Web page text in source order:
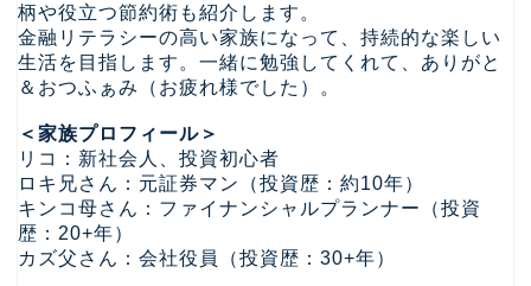
柄や役立つ節約術も紹介します。
金融リテラシーの高い家族になって、持続的な楽しい
生活を目指します。一緒に勉強してくれて、ありがと
＆おつふぁみ（お疲れ様でした）。
＜家族プロフィール＞
リコ：新社会人、投資初心者
ロキ兄さん：元証券マン（投資歴：約10年）
キンコ母さん：ファイナンシャルプランナー（投資
歴：20+年）
カズ父さん：会社役員（投資歴：30+年）